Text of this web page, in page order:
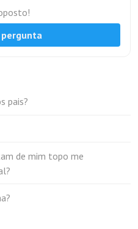
pais?
de mim topo me